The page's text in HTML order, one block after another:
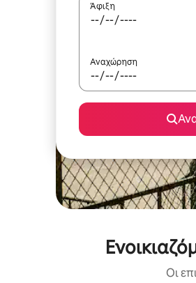
Άφιξη
Αναχώρηση
Οι